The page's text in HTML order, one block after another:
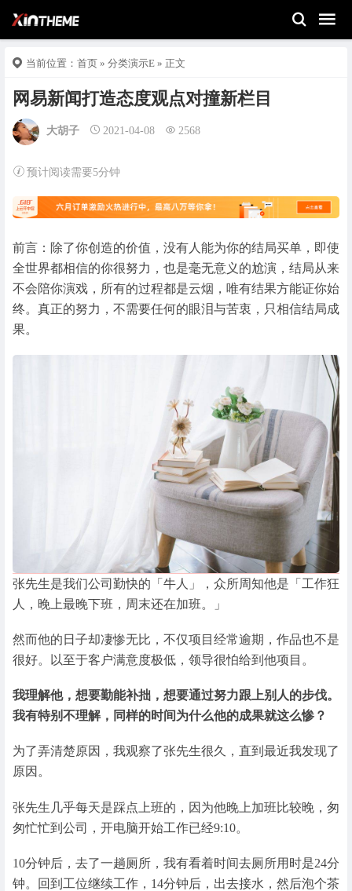
当前位置： 首页 » 分类演示E » 正文
网易新闻打造态度观点对撞新栏目
大胡子 2021-04-08 2568
预计阅读需要5分钟
前言：除了你创造的价值，没有人能为你的结局买单，即使
全世界都相信的你很努力，也是毫无意义的尬演，结局从来
不会陪你演戏，所有的过程都是云烟，唯有结果方能证你始
终。真正的努力，不需要任何的眼泪与苦衷，只相信结局成
果。
张先生是我们公司勤快的「牛人」，众所周知他是「工作狂
人，晚上最晚下班，周末还在加班。」
然而他的日子却凄惨无比，不仅项目经常逾期，作品也不是
很好。以至于客户满意度极低，领导很怕给到他项目。
我理解他，想要勤能补拙，想要通过努力跟上别人的步伐。
我有特别不理解，同样的时间为什么他的成果就这么惨？
为了弄清楚原因，我观察了张先生很久，直到最近我发现了
原因。
张先生几乎每天是踩点上班的，因为他晚上加班比较晚，匆
匆忙忙到公司，开电脑开始工作已经9:10。
10分钟后，去了一趟厕所，我有看着时间去厕所用时是24分
钟。回到工位继续工作，14分钟后，出去接水，然后泡个茶